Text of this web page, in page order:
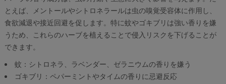
とえば、メントールやシトロネラールは虫の嗅覚受容体に作用し、
食欲減退や接近回避を促します。特に蚊やゴキブリは強い香りを嫌
うため、これらのハーブを植えることで侵入リスクを下げることが
できます。
蚊：シトロネラ、ラベンダー、ゼラニウムの香りを嫌う
ゴキブリ：ペパーミントやタイムの香りに忌避反応